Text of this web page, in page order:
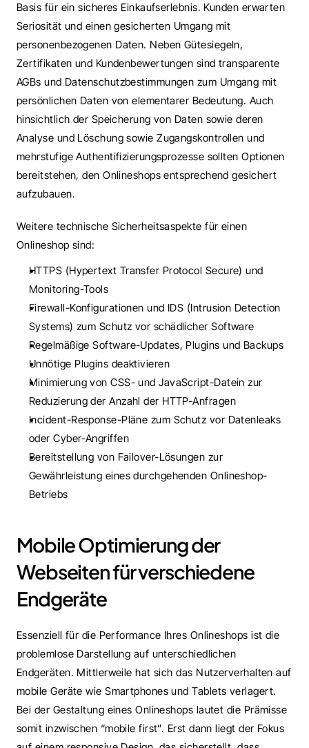
Basis für ein sicheres Einkaufserlebnis. Kunden erwarten
Seriosität und einen gesicherten Umgang mit
personenbezogenen Daten. Neben Gütesiegeln,
Zertifikaten und Kundenbewertungen sind transparente
AGBs und Datenschutzbestimmungen zum Umgang mit
persönlichen Daten von elementarer Bedeutung. Auch
hinsichtlich der Speicherung von Daten sowie deren
Analyse und Löschung sowie Zugangskontrollen und
mehrstufige Authentifizierungsprozesse sollten Optionen
bereitstehen, den Onlineshops entsprechend gesichert
aufzubauen.
Weitere technische Sicherheitsaspekte für einen
Onlineshop sind:
HTTPS (Hypertext Transfer Protocol Secure) und
Monitoring-Tools
Firewall-Konfigurationen und IDS (Intrusion Detection
Systems) zum Schutz vor schädlicher Software
Regelmäßige Software-Updates, Plugins und Backups
Unnötige Plugins deaktivieren
Minimierung von CSS- und JavaScript-Datein zur
Reduzierung der Anzahl der HTTP-Anfragen
Incident-Response-Pläne zum Schutz vor Datenleaks
oder Cyber-Angriffen
Bereitstellung von Failover-Lösungen zur
Gewährleistung eines durchgehenden Onlineshop-
Betriebs
Mobile Optimierung der
Webseiten für verschiedene
Endgeräte
Essenziell für die Performance Ihres Onlineshops ist die
problemlose Darstellung auf unterschiedlichen
Endgeräten. Mittlerweile hat sich das Nutzerverhalten auf
mobile Geräte wie Smartphones und Tablets verlagert.
Bei der Gestaltung eines Onlineshops lautet die Prämisse
somit inzwischen “mobile first”. Erst dann liegt der Fokus